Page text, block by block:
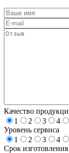
Качество
1
2 3 4
Уровень сервиса
1
2 3 4
Срок изготовления